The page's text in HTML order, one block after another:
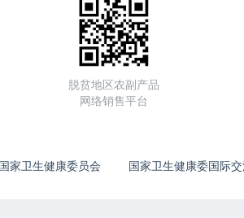
脱贫地区农副产品
网络销售平台
国家卫生健康委员会 国家卫生健康委国际